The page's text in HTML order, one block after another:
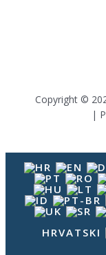
Copyright ©
|
HRVATSKI